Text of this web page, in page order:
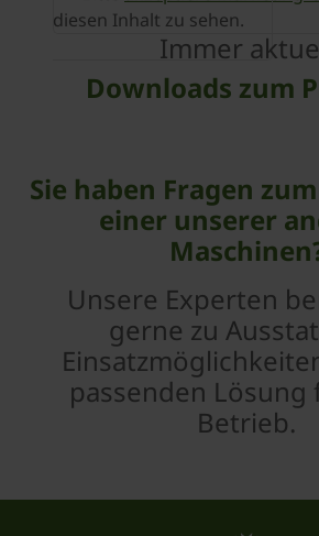
diesen Inhalt zu sehen.
Immer
Downloads zum
Sie haben Fragen
einer unserer
Unsere Experten
gerne zu
passenden Lösung
Betrieb.